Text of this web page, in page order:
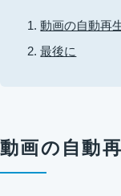
動画の自動再
最後に
動画の自動